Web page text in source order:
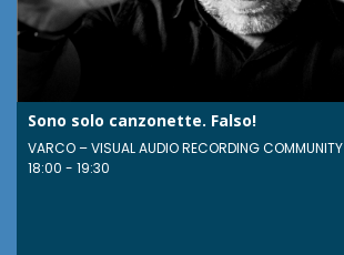
Sono solo canzonette. Falso!
VARCO – VISUAL AUDIO RECORDING COMMUNITY
18:00 - 19:30